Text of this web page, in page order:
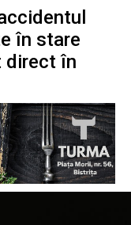
în stare
direct în